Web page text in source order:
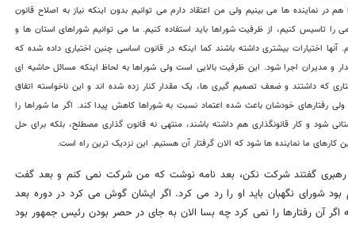
در نماینده ها می بینیم ولی من اعتقاد دارم می توانیم بدون اینکه نیاز به اصلاح قانون
تاسیس کنیم، از ظرفیت شوراها باید استفاده کنیم. ما می توانیم شوراهای استان ها و
اختیارات بیشتری داشته باشند کما اینکه در قانون اساسی چنین اختیاری داده شده که
و مدیران اجرا شود. این ظرفیت بالایی است ولی شوراها به لحاظ اینکه مسائل حاشیه ای
رفتاری که داشتند و ضعف تصمیم گیری ها، یک مقدار کنار زده شده اند و این ناخواسته اتفاق
ولی رفتارهای خودشان باعث شده اعتماد نسبت به شوراها کاهش پیدا کند. اگر ما شوراها را
شود و کار قانونگذاری هم داشته باشند، منتهی نه قانون گذاری مصطلح، بلکه برای حل
کارهای ما نماینده ها شود که الان گرفتار آن هستیم. این نزدیک ترین راه است.
رهبری گفتند شرکت نکن، بعد نامه نوشت که من شرکت نمی کنم و بعد گفت
شورای نگهبان باید او را رد می کرد. اگر ایشان گوش می کرد در دوره بعد
آن رفتارها را نمی کرد چه بسا الان به جای در حصر بودن رئیس جمهور بود